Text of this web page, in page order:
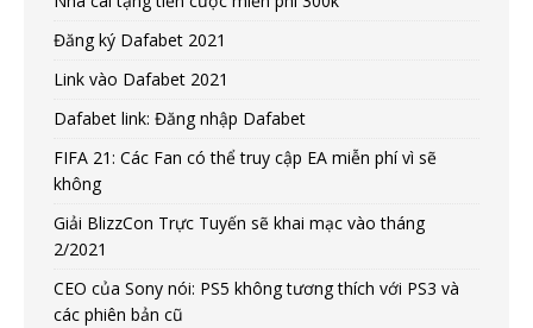
Đăng ký Dafabet 2021
Link vào Dafabet 2021
Dafabet link: Đăng nhập Dafabet
FIFA 21: Các Fan có thể truy cập EA miễn phí vì sẽ
không
Giải BlizzCon Trực Tuyến sẽ khai mạc vào tháng
2/2021
CEO của Sony nói: PS5 không tương thích với PS3 và
các phiên bản cũ